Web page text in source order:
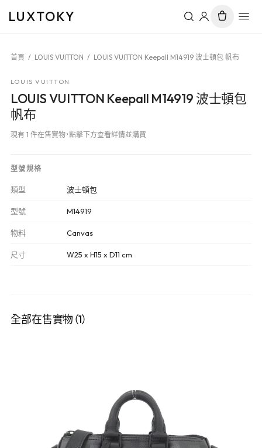
LUXTOKY
首頁 / LOUIS VUITTON / LOUIS VUITTON Keepall M14919 波士頓包 帆布
LOUIS VUITTON
LOUIS VUITTON Keepall M14919 波士頓包
帆布
現有 1 件在售實物，點擊下方查看詳情並購買
型號規格
類型 波士頓包
型號 M14919
物料 Canvas
尺寸 W25 x H15 x D11 cm
全部在售實物（1）